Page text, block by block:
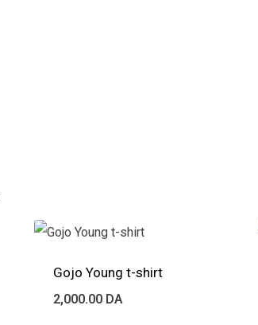
Gojo Young t-shirt
2,000.00 DA